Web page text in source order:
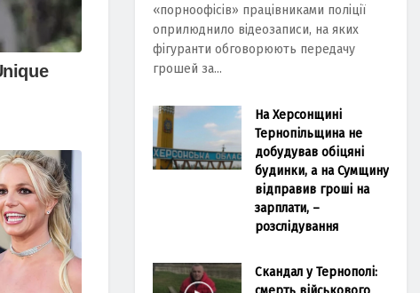
«порноофісів» працівниками поліції
оприлюднило відеозаписи, на яких
фігуранти обговорюють передачу
грошей за...
На Херсонщині
Тернопільщина не
добудував обіцяні
будинки, а на Сумщину
відправив гроші на
зарплати, –
розслідування
Скандал у Тернополі: